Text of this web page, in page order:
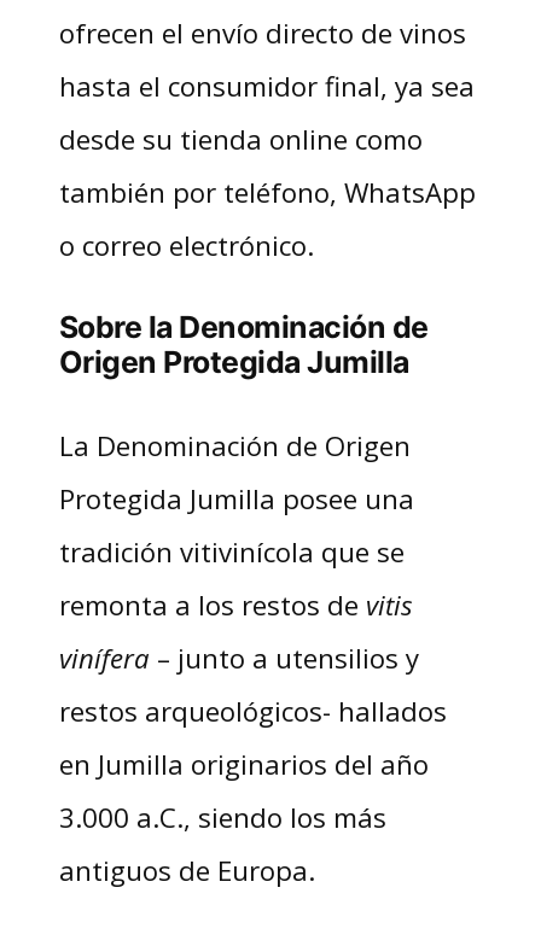
ofrecen el envío directo de vinos
hasta el consumidor final, ya sea
desde su tienda online como
también por teléfono, WhatsApp
o correo electrónico.
Sobre la Denominación de
Origen Protegida Jumilla
La Denominación de Origen
Protegida Jumilla posee una
tradición vitivinícola que se
remonta a los restos de vitis
vinífera – junto a utensilios y
restos arqueológicos- hallados
en Jumilla originarios del año
3.000 a.C., siendo los más
antiguos de Europa.